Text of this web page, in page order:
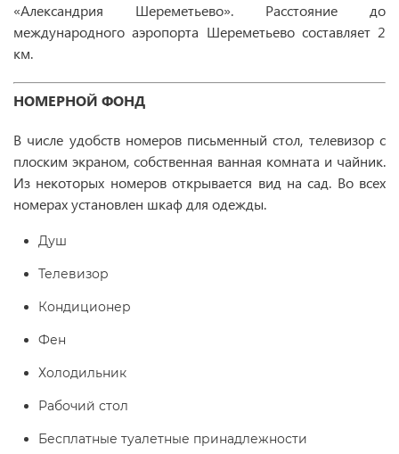
«Александрия Шереметьево». Расстояние до
международного аэропорта Шереметьево составляет 2
км.
НОМЕРНОЙ ФОНД
В числе удобств номеров письменный стол, телевизор с
плоским экраном, собственная ванная комната и чайник.
Из некоторых номеров открывается вид на сад. Во всех
номерах установлен шкаф для одежды.
Душ
Телевизор
Кондиционер
Фен
Холодильник
Рабочий стол
Бесплатные туалетные принадлежности